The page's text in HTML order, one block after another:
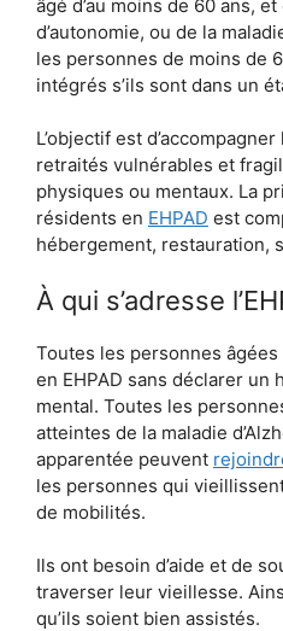
âgé d’au moins de 60 ans,
d’autonomie, ou de la
les personnes de moins de
intégrés s’ils sont dans un
L’objectif est
retraités vulnérables et
physiques ou mentaux. La
résidents en EHPAD est
hébergement, restauration,
À qui s’adresse
Toutes les personnes
en EHPAD sans déclarer un
mental. Toutes les
atteintes de la maladie
apparentée peuvent
les personnes qui
de mobilités.
Ils ont besoin d’aide et de
traverser leur vieillesse.
qu’ils soient bien assistés.